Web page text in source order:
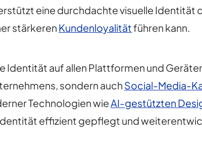
eine durchdachte visuelle Identität
stärkeren Kundenloyalitätführen kann.
Identität auf allen Plattformen und
sondern auch Social-Media-
Technologien wieAI-gestützten
effizient gepflegt und